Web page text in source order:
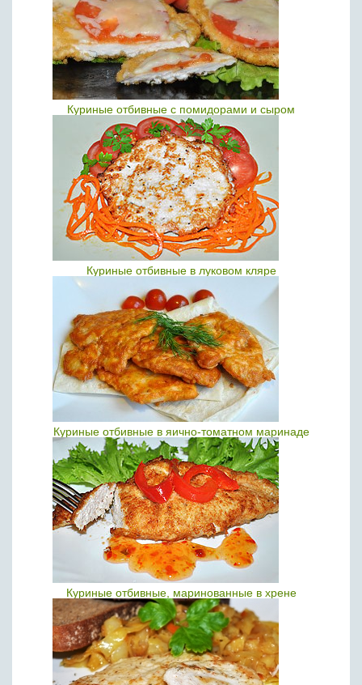
Куриные отбивные с помидорами и сыром
Куриные отбивные в луковом кляре
Куриные отбивные в яично-томатном маринаде
Куриные отбивные, маринованные в хрене